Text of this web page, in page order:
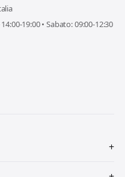
19:00 • Sabato: 09:00-12:30